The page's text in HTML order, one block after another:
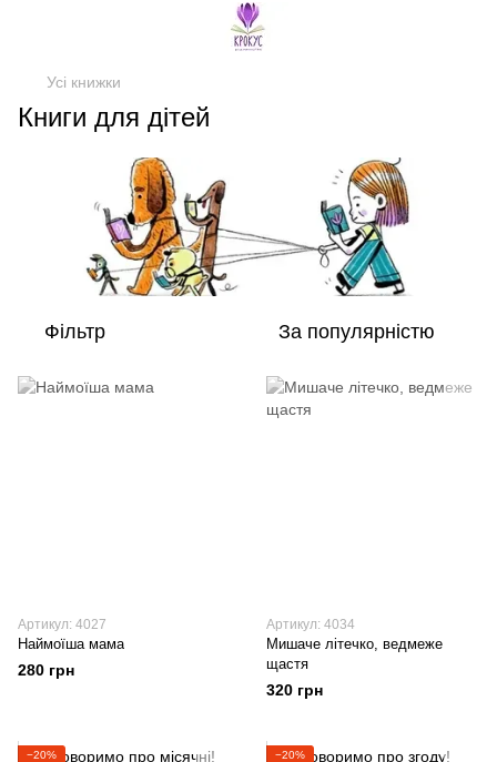
Усі книжки
Книги для дітей
Фільтр За популярністю
Артикул: 4027
Наймоїша мама
280 грн
Артикул: 4034
Мишаче літечко, ведмеже
щастя
320 грн
−20% −20%